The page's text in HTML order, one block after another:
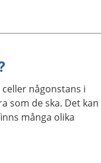
ihåg att
någonstans i
som de ska. Det kan
många olika